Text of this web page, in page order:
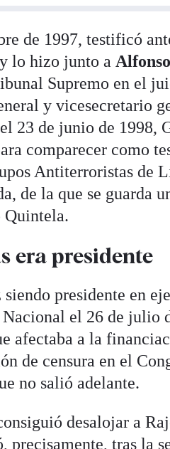
de 1997, testificó
lo hizo junto a
Supremo en el
y vicesecretario
23 de junio de 1998,
comparecer como
Antiterroristas de
de la que se guarda
Quintela.
era presidente
presidente en
el 26 de julio
afectaba a la
de censura en el
no salió adelante.
desalojar a
tras la